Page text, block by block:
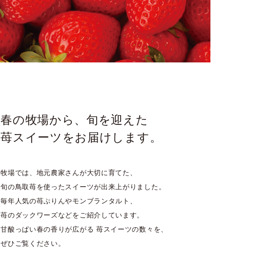
春の牧場から、旬を迎えた
苺スイーツをお届けします。
牧場では、地元農家さんが大切に育てた、
旬の鳥取苺を使ったスイーツが出来上がりました。
毎年人気の苺ぷりんやモンブランタルト、
苺のダックワーズなどをご紹介しています。
甘酸っぱい春の香りが広がる 苺スイーツの数々を、
ぜひご覧ください。